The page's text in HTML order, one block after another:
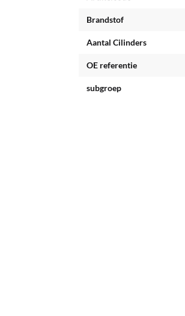
Brandstof
Aantal Cilinders
OE referentie
subgroep